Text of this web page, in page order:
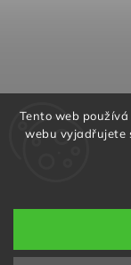
Tento web
webu vyjadřujete
Copyright
Aktivujte